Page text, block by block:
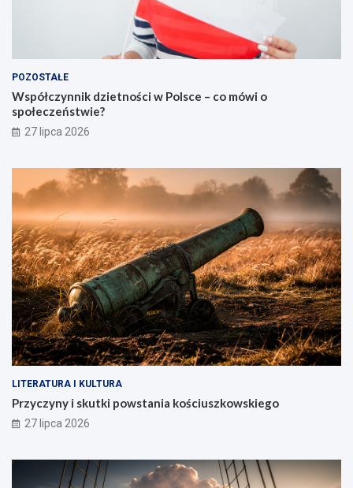
POZOSTAŁE
Współczynnik dzietności w Polsce – co mówi o
społeczeństwie?
27 lipca 2026
LITERATURA I KULTURA
Przyczyny i skutki powstania kościuszkowskiego
27 lipca 2026